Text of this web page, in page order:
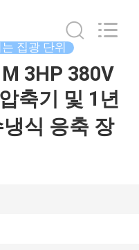
집광 단위
3HP 380V
축기 및 1년
식 응축 장